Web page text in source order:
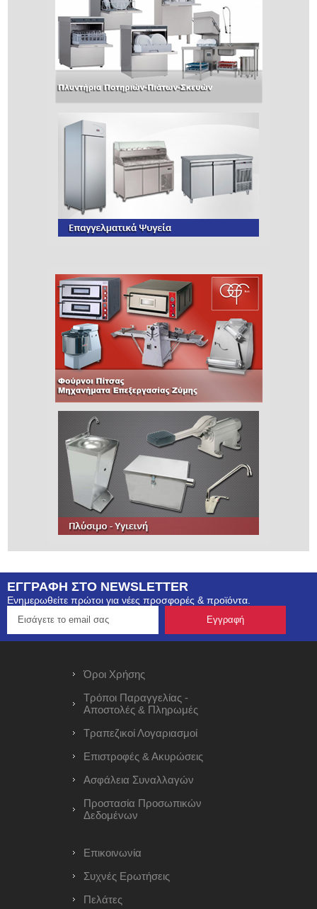
ΕΓΓΡΑΦΗ ΣΤΟ NEWSLETTER
Ενημερωθείτε πρώτοι για νέες προσφορές & προϊόντα.
Όροι Χρήσης
Τρόποι Παραγγελίας -
Αποστολές & Πληρωμές
Τραπεζικοί Λογαριασμοί
Επιστροφές & Ακυρώσεις
Ασφάλεια Συναλλαγών
Προστασία Προσωπικών
Δεδομένων
Επικοινωνία
Συχνές Ερωτήσεις
Πελάτες